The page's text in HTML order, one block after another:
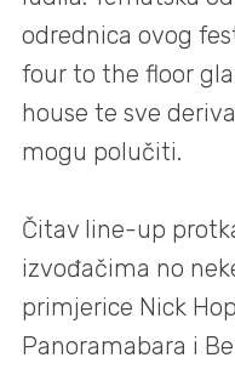
odrednica ovog
four to the floor
house te sve
mogu polučiti.
Čitav line-up
izvođačima no
primjerice Nick
Panoramabara i